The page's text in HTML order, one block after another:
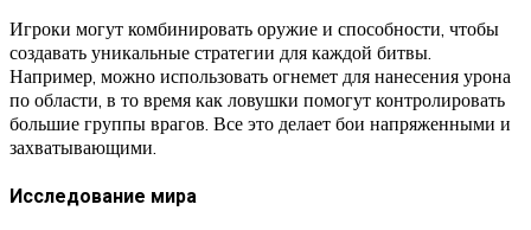
Игроки могут комбинировать оружие и способности, чтобы
создавать уникальные стратегии для каждой битвы.
Например, можно использовать огнемет для нанесения урона
по области, в то время как ловушки помогут контролировать
большие группы врагов. Все это делает бои напряженными и
захватывающими.
Исследование мира